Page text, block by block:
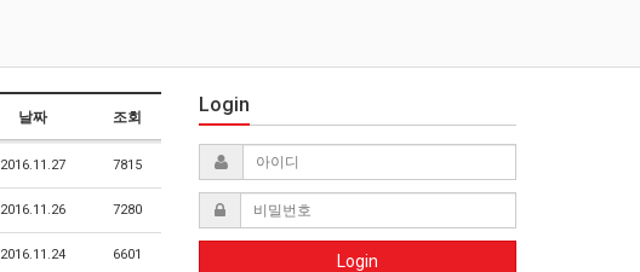
날짜 조회
2016.11.27 7815
2016.11.26 7280
2016.11.24 6601
Login
Login